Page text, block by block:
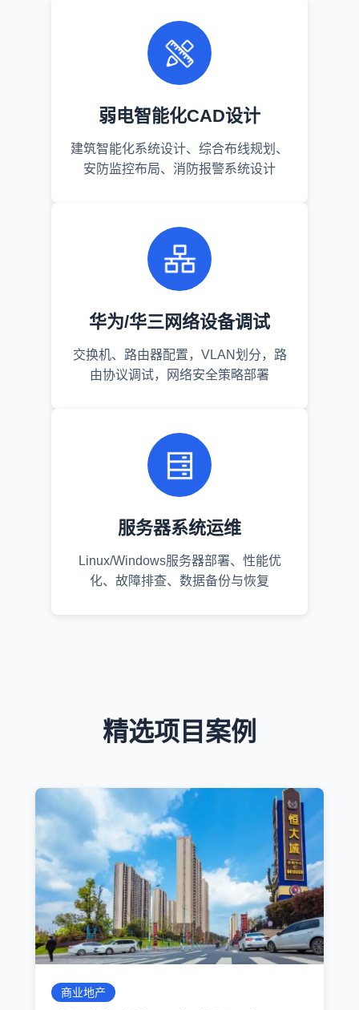
弱电智能化CAD设计
建筑智能化系统设计、综合布线规划、
安防监控布局、消防报警系统设计
华为/华三网络设备调试
交换机、路由器配置，VLAN划分，路
由协议调试，网络安全策略部署
服务器系统运维
Linux/Windows服务器部署、性能优
化、故障排查、数据备份与恢复
精选项目案例
商业地产